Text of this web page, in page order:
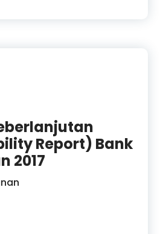
Report) Bank
2017